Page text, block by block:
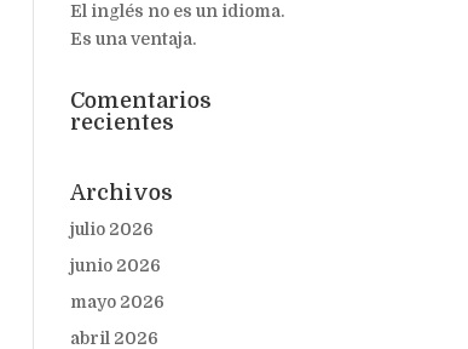
El inglés no es un idioma.
Es una ventaja.
Comentarios
recientes
Archivos
julio 2026
junio 2026
mayo 2026
abril 2026